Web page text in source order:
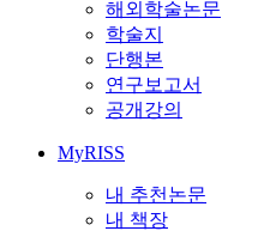
해외학술논문
학술지
단행본
연구보고서
공개강의
MyRISS
내 추천논문
내 책장